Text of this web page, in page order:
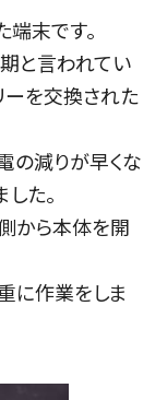
末です。
と言われてい
ーを交換された
の減りが早くな
た。
から本体を開
に作業をしま